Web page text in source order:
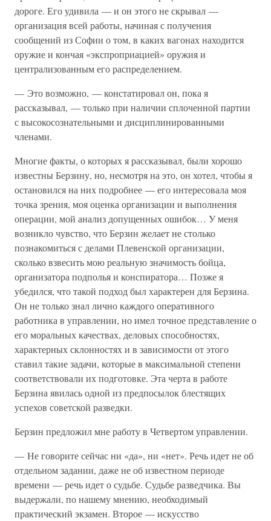
дороге. Его удивила — и он этого не скрывал —
организация всей работы, начиная с получения
сообщений из Софии о том, в каких вагонах находится
оружие и кончая «экспроприацией» оружия и
централизованным его распределением.
— Это возможно, — констатировал он, пока я
рассказывал, — только при наличии сплоченной партии
с высокосознательными и дисциплинированными
членами.
Многие факты, о которых я рассказывал, были хорошо
известны Берзину, но, несмотря на это, он хотел, чтобы я
остановился на них подробнее — его интересовала моя
точка зрения, моя оценка организации и выполнения
операции, мой анализ допущенных ошибок… У меня
возникло чувство, что Берзин желает не столько
познакомиться с делами Плевенской организации,
сколько взвесить мою реальную значимость бойца,
организатора подполья и конспиратора… Позже я
убедился, что такой подход был характерен для Берзина.
Он не только знал лично каждого оперативного
работника в управлении, но имел точное представление о
его моральных качествах, деловых способностях,
характерных склонностях и в зависимости от этого
ставил такие задачи, которые в максимальной степени
соответствовали их подготовке. Эта черта в работе
Берзина явилась одной из предпосылок блестящих
успехов советской разведки.
Берзин предложил мне работу в Четвертом управлении.
— Не говорите сейчас ни «да», ни «нет». Речь идет не об
отдельном задании, даже не об известном периоде
времени — речь идет о судьбе. Судьбе разведчика. Вы
выдержали, по нашему мнению, необходимый
практический экзамен. Второе — искусство